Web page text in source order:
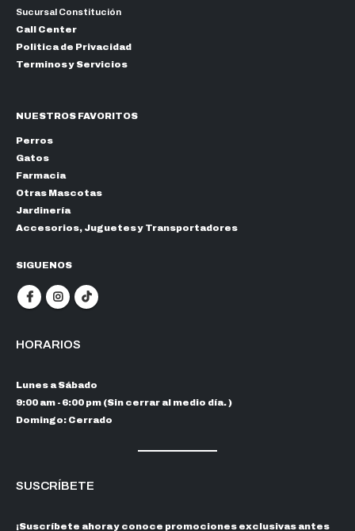
Sucursal Constitución
Call Center
Politica de Privacidad
Terminos y Servicios
NUESTROS FAVORITOS
Perros
Gatos
Farmacia
Otras Mascotas
Jardinería
Accesorios, Juguetes y Transportadores
SIGUENOS
HORARIOS
Lunes a Sábado
9:00 am - 6:00 pm (Sin cerrar al medio día. )
Domingo: Cerrado
SUSCRÍBETE
¡Suscríbete ahora y conoce promociones exclusivas antes